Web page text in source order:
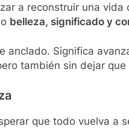
a reconstruir una vida
belleza, significado y
anclado. Significa
también sin dejar
que todo vuelva a